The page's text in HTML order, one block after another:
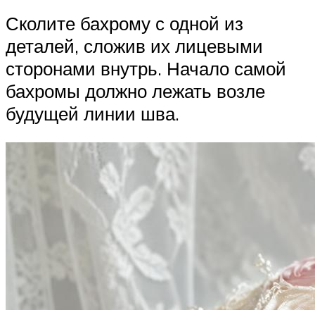
Сколите бахрому с одной из
деталей, сложив их лицевыми
сторонами внутрь. Начало самой
бахромы должно лежать возле
будущей линии шва.